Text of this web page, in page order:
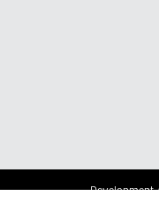
Development: